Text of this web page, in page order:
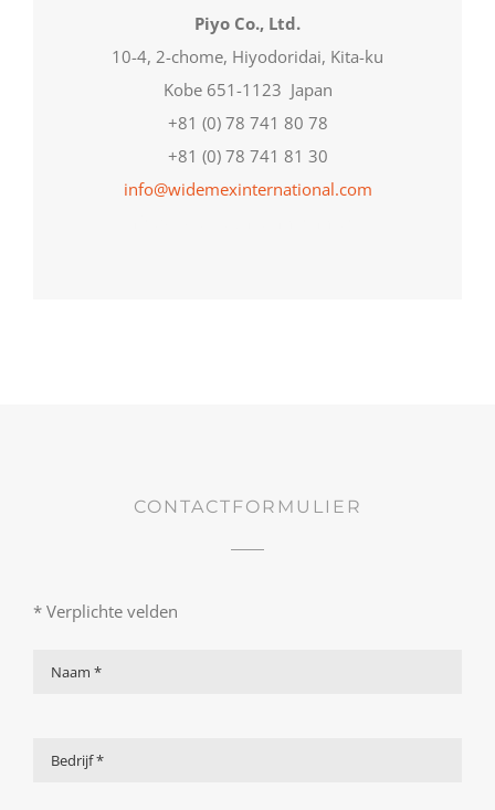
Piyo Co., Ltd.
10-4, 2-chome, Hiyodoridai, Kita-ku
Kobe 651-1123 Japan
+81 (0) 78 741 80 78
+81 (0) 78 741 81 30
info@widemexinternational.com
CONTACTFORMULIER
* Verplichte velden